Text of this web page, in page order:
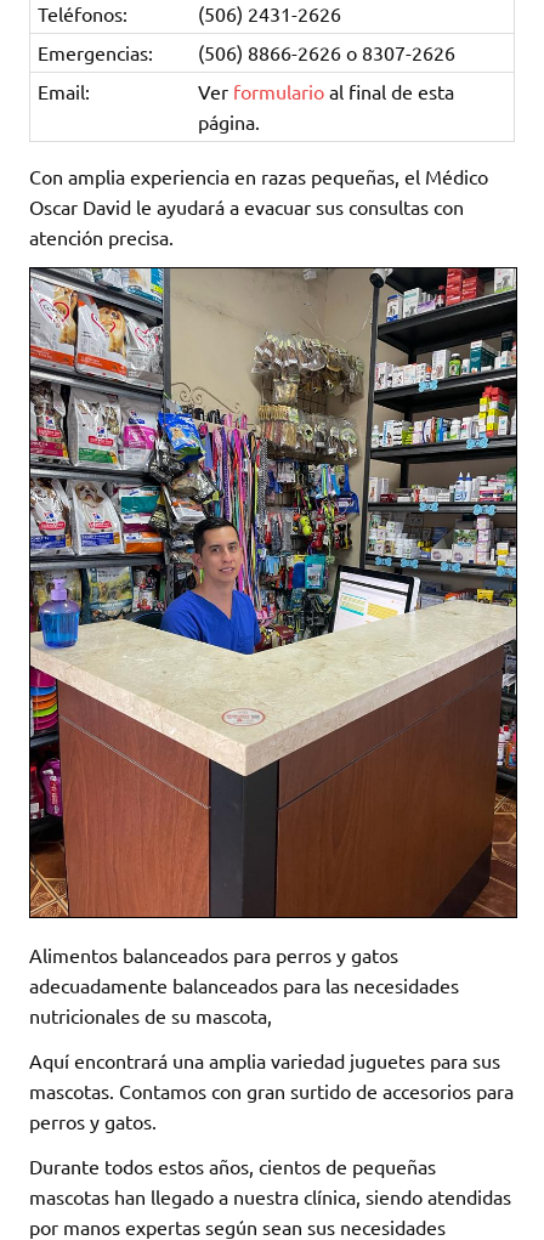
Teléfonos:
(506) 2431-2626
Emergencias:
(506) 8866-2626 o 8307-2626
Email:
Ver formulario al final de esta
página.
Con amplia experiencia en razas pequeñas, el Médico
Oscar David le ayudará a evacuar sus consultas con
atención precisa.
Alimentos balanceados para perros y gatos
adecuadamente balanceados para las necesidades
nutricionales de su mascota,
Aquí encontrará una amplia variedad juguetes para sus
mascotas. Contamos con gran surtido de accesorios para
perros y gatos.
Durante todos estos años, cientos de pequeñas
mascotas han llegado a nuestra clínica, siendo atendidas
por manos expertas según sean sus necesidades